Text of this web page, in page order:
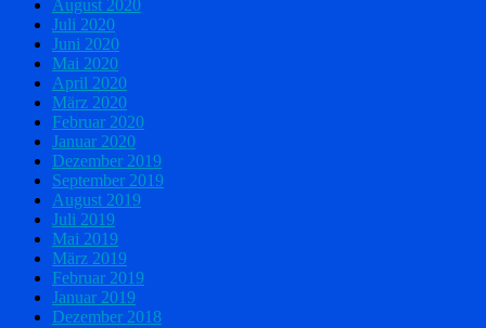
August 2020
Juli 2020
Juni 2020
Mai 2020
April 2020
März 2020
Februar 2020
Januar 2020
Dezember 2019
September 2019
August 2019
Juli 2019
Mai 2019
März 2019
Februar 2019
Januar 2019
Dezember 2018